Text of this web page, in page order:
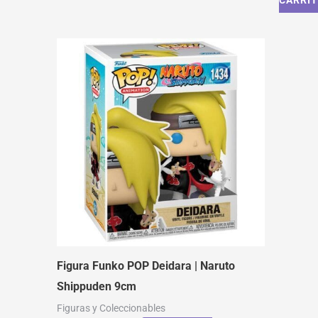
Figura Funko POP Deidara | Naruto
Shippuden 9cm
Figuras y Coleccionables